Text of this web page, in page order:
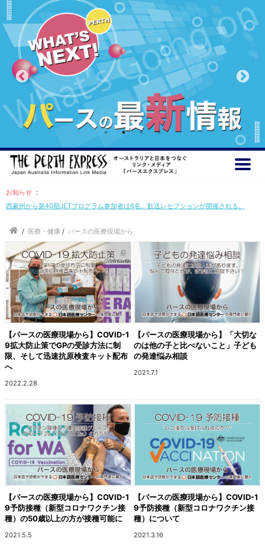
お知らせ ：
西豪州から第40期JETプログラム参加者は6名。歓送レセプションが開催される。
/ 医療・健康 / パースの医療現場から
【パースの医療現場から】COVID-1
9拡大防止策でGPの受診方法に制
限、そして迅速抗原検査キット配布
へ
2022.2.28
【パースの医療現場から】「大切な
のは他の子と比べないこと」子ども
の発達悩み相談
2021.7.1
【パースの医療現場から】COVID-1
9予防接種（新型コロナワクチン接
種）の50歳以上の方が接種可能に
2021.5.5
【パースの医療現場から】COVID-1
9予防接種（新型コロナワクチン接
種）について
2021.3.16